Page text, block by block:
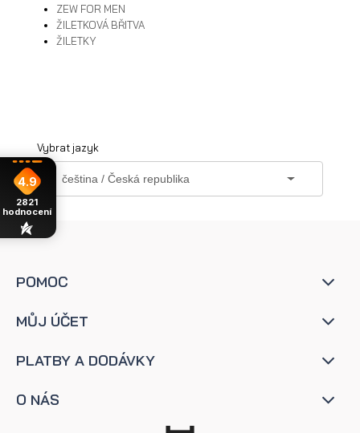
ZEW FOR MEN
ŽILETKOVÁ BŘITVA
ŽILETKY
Vybrat jazyk
POMOC
MŮJ ÚČET
PLATBY A DODÁVKY
O NÁS
4.9
2821
hodnocení